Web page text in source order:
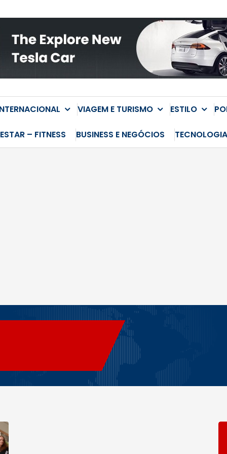
VIAGEM E TURISMO ESTILO
– FITNESS BUSINESS E NEGÓCIOS TECNOLOGIA